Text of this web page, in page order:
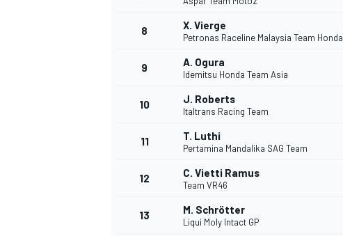
8 X. Vierge
Petronas Raceline Malaysia Team Honda
9 A. Ogura
Idemitsu Honda Team Asia
10 J. Roberts
Italtrans Racing Team
11 T. Luthi
Pertamina Mandalika SAG Team
12 C. Vietti Ramus
Team VR46
13 M. Schrötter
Liqui Moly Intact GP